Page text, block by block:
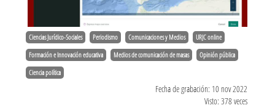
Ciencias Jurídico-Sociales Periodismo Comunicaciones y Medios URJC online
Formación e Innovación educativa Medios de comunicación de masas Opinión pública
Ciencia política
Fecha de grabación: 10 nov 2022
Visto: 378 veces